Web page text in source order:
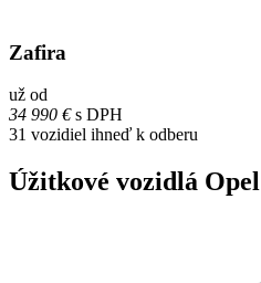
Zafira
už od
34 990 €s DPH
31 vozidiel ihneď k odberu
Úžitkové vozidlá Opel